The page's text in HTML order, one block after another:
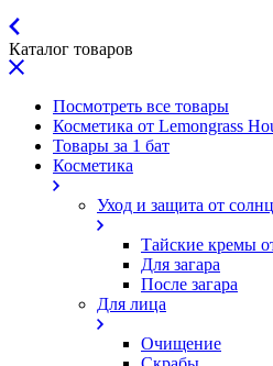
Каталог товаров
Посмотреть все товары
Косметика от Lemongrass
Товары за 1 бат
Косметика
Уход и защита от
Тайские кремы
Для загара
После загара
Для лица
Очищение